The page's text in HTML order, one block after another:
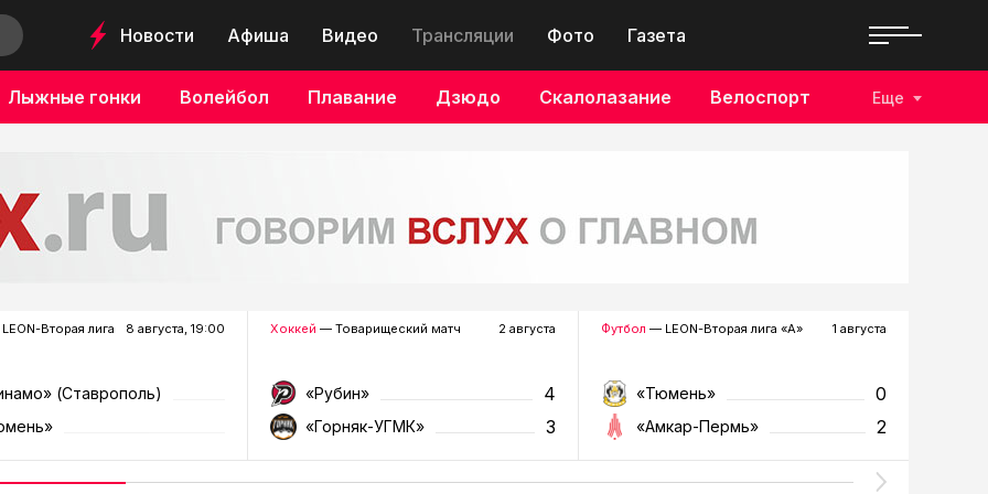
Новости Афиша Видео Трансляции Фото Газета
Лыжные гонки Волейбол Плавание Дзюдо Скалолазание Велоспорт Еще
Вторая лига 8 августа, 19:00
(Ставрополь)
Хоккей — Товарищеский матч 2 августа
«Рубин» 4
«Горняк-УГМК» 3
Футбол — LEON-Вторая лига «А» 1 августа
«Тюмень» 0
«Амкар-Пермь» 2